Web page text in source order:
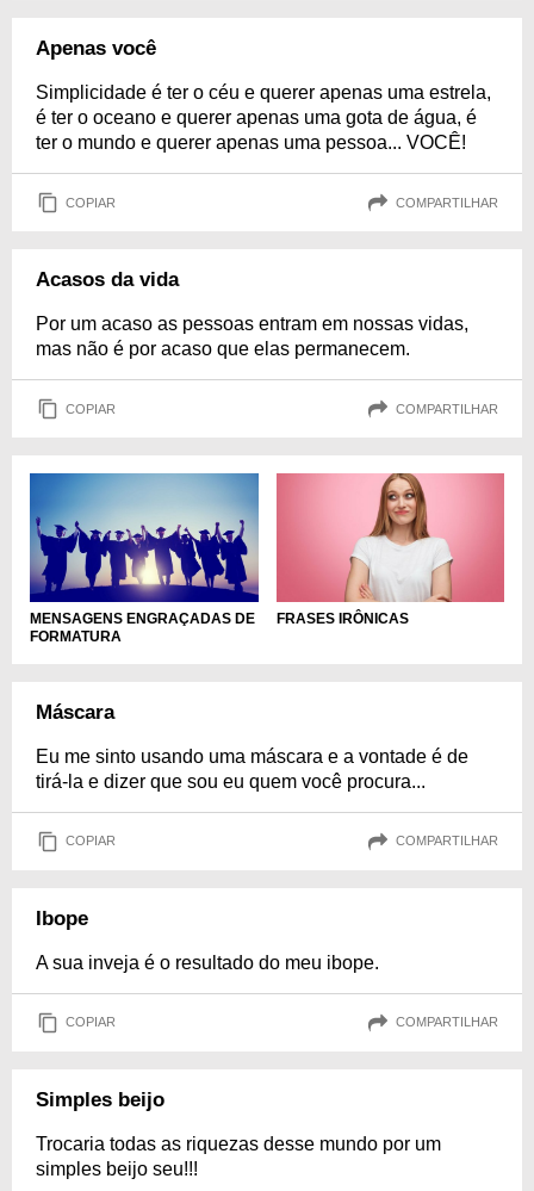
Apenas você
Simplicidade é ter o céu e querer apenas uma estrela,
é ter o oceano e querer apenas uma gota de água, é
ter o mundo e querer apenas uma pessoa... VOCÊ!
COPIAR COMPARTILHAR
Acasos da vida
Por um acaso as pessoas entram em nossas vidas,
mas não é por acaso que elas permanecem.
COPIAR COMPARTILHAR
MENSAGENS ENGRAÇADAS DE
FORMATURA
FRASES IRÔNICAS
Máscara
Eu me sinto usando uma máscara e a vontade é de
tirá-la e dizer que sou eu quem você procura...
COPIAR COMPARTILHAR
Ibope
A sua inveja é o resultado do meu ibope.
COPIAR COMPARTILHAR
Simples beijo
Trocaria todas as riquezas desse mundo por um
simples beijo seu!!!